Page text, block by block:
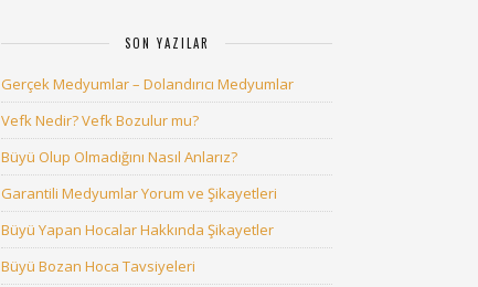
SON YAZILAR
Gerçek Medyumlar – Dolandırıcı Medyumlar
Vefk Nedir? Vefk Bozulur mu?
Büyü Olup Olmadığını Nasıl Anlarız?
Garantili Medyumlar Yorum ve Şikayetleri
Büyü Yapan Hocalar Hakkında Şikayetler
Büyü Bozan Hoca Tavsiyeleri